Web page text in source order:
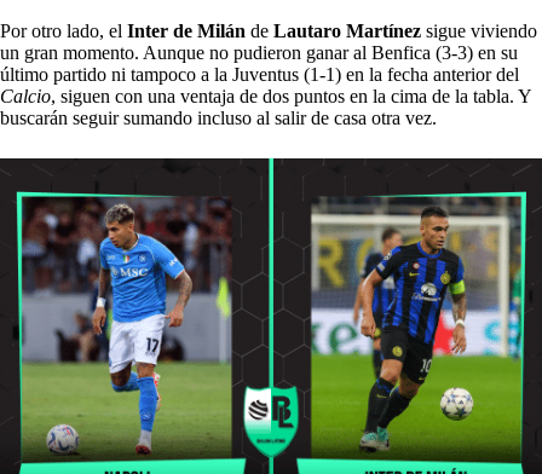
Por otro lado, el Inter de Milán de Lautaro Martínez sigue viviendo
un gran momento. Aunque no pudieron ganar al Benfica (3-3) en su
último partido ni tampoco a la Juventus (1-1) en la fecha anterior del
Calcio, siguen con una ventaja de dos puntos en la cima de la tabla. Y
buscarán seguir sumando incluso al salir de casa otra vez.